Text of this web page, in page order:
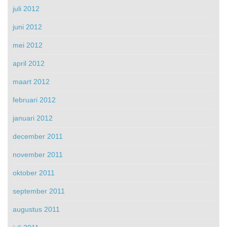
juli 2012
juni 2012
mei 2012
april 2012
maart 2012
februari 2012
januari 2012
december 2011
november 2011
oktober 2011
september 2011
augustus 2011